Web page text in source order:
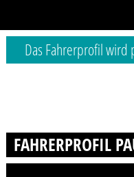
Das Fahrerprofil wird
FAHRERPROFIL